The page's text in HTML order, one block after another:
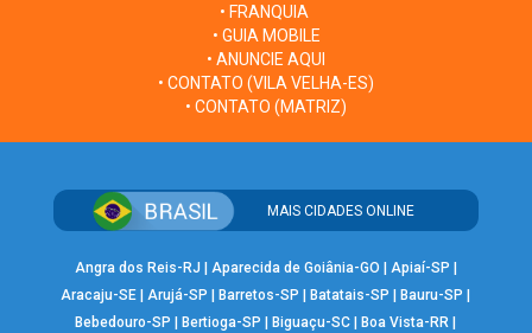
• FRANQUIA
• GUIA MOBILE
• ANUNCIE AQUI
• CONTATO (VILA VELHA-ES)
• CONTATO (MATRIZ)
MAIS CIDADES ONLINE
Angra dos Reis-RJ Aparecida de Goiânia-GO Apiaí-SP
Aracaju-SE |Arujá-SP Barretos-SP Batatais-SP Bauru-SP
Bebedouro-SP
Bertioga-SP Biguaçu-SC Boa Vista-RR